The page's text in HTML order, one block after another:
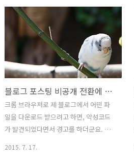
블로그 포스팅 비공개 전환에 관하여
크롬 브라우저로 제 블로그에서 어떤 파
일을 다운로드 받으려고 하면, 악성코드
가 발견되었다면서 경고를 하더군요. 그
2015. 7. 17.